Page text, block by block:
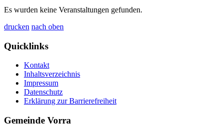
Es wurden keine Veranstaltungen gefunden.
drucken nach oben
Quicklinks
Kontakt
Inhaltsverzeichnis
Impressum
Datenschutz
Erklärung zur Barrierefreiheit
Gemeinde Vorra